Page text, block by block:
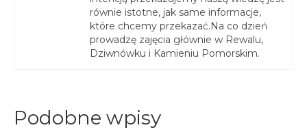
równie istotne, jak same informacje,
które chcemy przekazać.Na co dzień
prowadzę zajęcia głównie w Rewalu,
Dziwnówku i Kamieniu Pomorskim.
Podobne wpisy